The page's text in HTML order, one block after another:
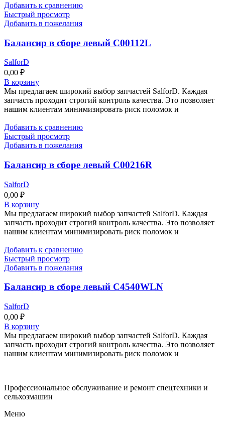
Добавить к сравнению
Быстрый просмотр
Добавить в пожелания
Балансир в сборе левый C00112L
SalforD
0,00 ₽
В корзину
Мы предлагаем широкий выбор запчастей SalforD. Каждая
запчасть проходит строгий контроль качества. Это позволяет
нашим клиентам минимизировать риск поломок и
Добавить к сравнению
Быстрый просмотр
Добавить в пожелания
Балансир в сборе левый C00216R
SalforD
0,00 ₽
В корзину
Мы предлагаем широкий выбор запчастей SalforD. Каждая
запчасть проходит строгий контроль качества. Это позволяет
нашим клиентам минимизировать риск поломок и
Добавить к сравнению
Быстрый просмотр
Добавить в пожелания
Балансир в сборе левый C4540WLN
SalforD
0,00 ₽
В корзину
Мы предлагаем широкий выбор запчастей SalforD. Каждая
запчасть проходит строгий контроль качества. Это позволяет
нашим клиентам минимизировать риск поломок и
Профессиональное обслуживание и ремонт спецтехники и
сельхозмашин
Меню